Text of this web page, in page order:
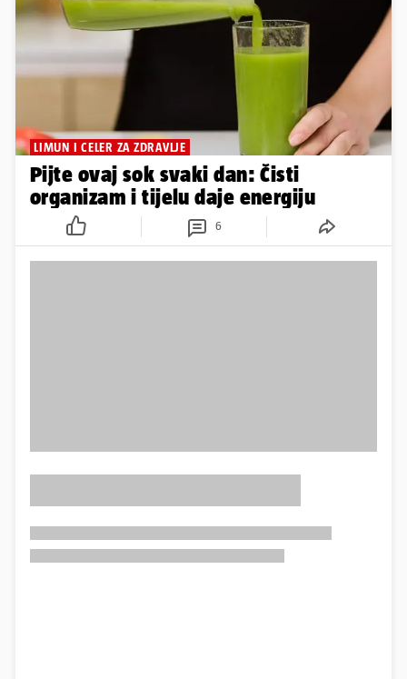
LIMUN I CELER ZA ZDRAVLJE
Pijte ovaj sok svaki dan: Čisti
organizam i tijelu daje energiju
6